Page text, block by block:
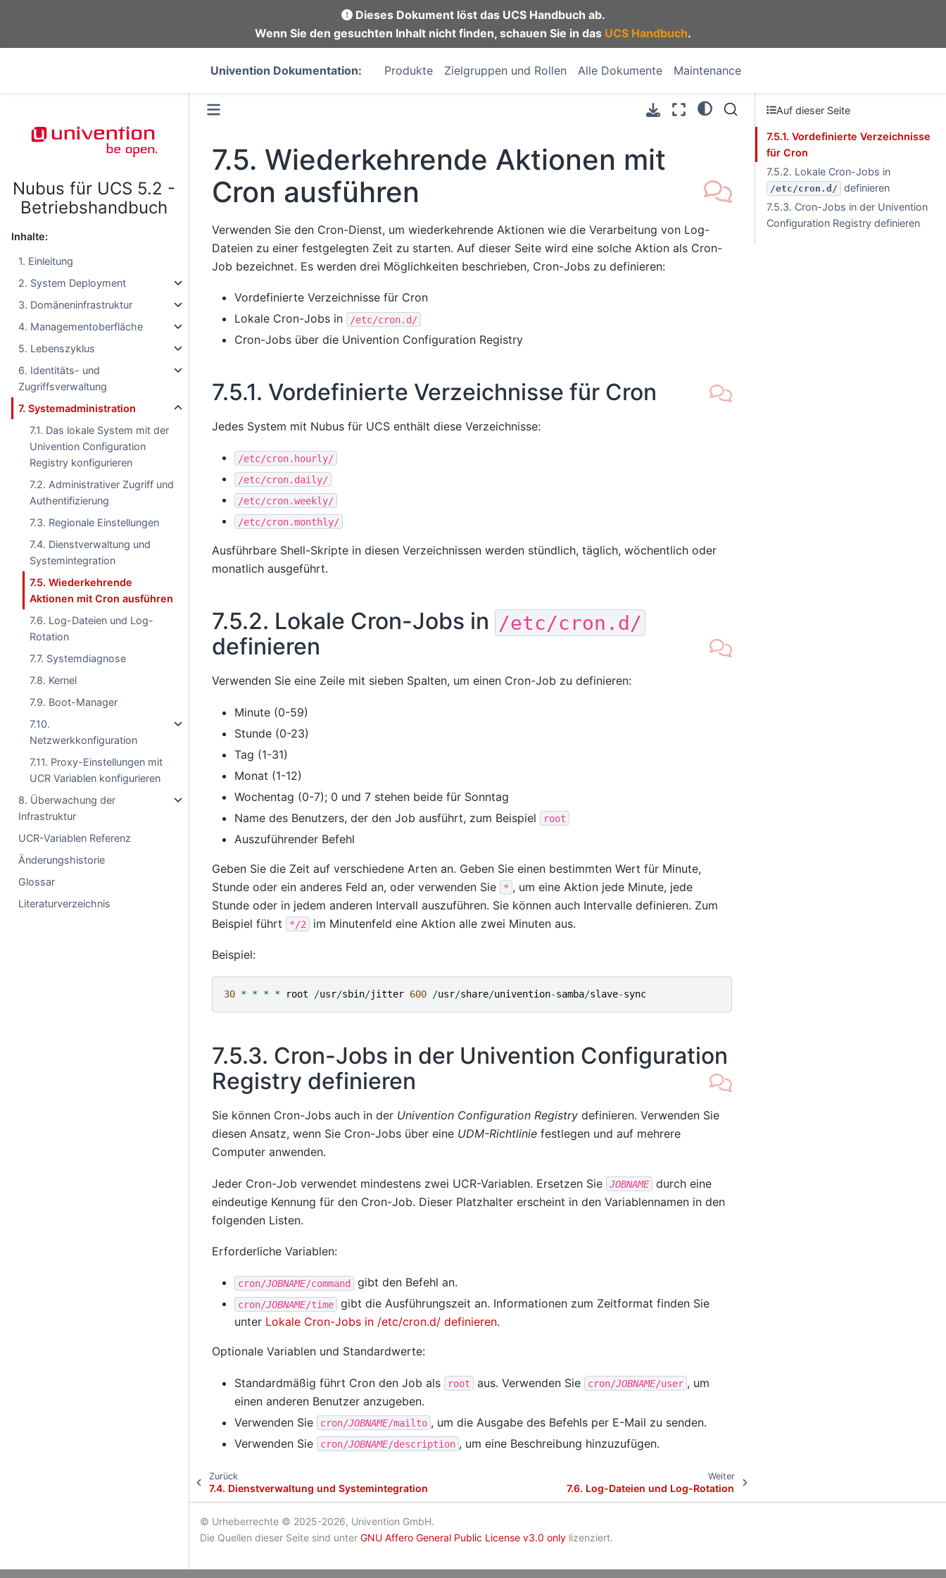
Dieses Dokument löst das UCS Handbuch ab.
Wenn Sie den gesuchten Inhalt nicht finden, schauen Sie in das UCS Handbuch.
Univention Dokumentation: Produkte Zielgruppen und Rollen Alle Dokumente Maintenance
Nubus für UCS 5.2 -
Betriebshandbuch
Inhalte:
1. Einleitung
2. System Deployment
3. Domäneninfrastruktur
4. Managementoberfläche
5. Lebenszyklus
6. Identitäts- und
Zugriffsverwaltung
7. Systemadministration
7.1. Das lokale System mit der
Univention Configuration
Registry konfigurieren
7.2. Administrativer Zugriff und
Authentifizierung
7.3. Regionale Einstellungen
7.4. Dienstverwaltung und
Systemintegration
7.5. Wiederkehrende
Aktionen mit Cron ausführen
7.6. Log-Dateien und Log-
Rotation
7.7. Systemdiagnose
7.8. Kernel
7.9. Boot-Manager
7.10.
Netzwerkkonfiguration
7.11. Proxy-Einstellungen mit
UCR Variablen konfigurieren
8. Überwachung der
Infrastruktur
UCR-Variablen Referenz
Änderungshistorie
Glossar
Literaturverzeichnis
7.5. Wiederkehrende Aktionen mit
Cron ausführen
Verwenden Sie den Cron-Dienst, um wiederkehrende Aktionen wie die Verarbeitung von Log-
Dateien zu einer festgelegten Zeit zu starten. Auf dieser Seite wird eine solche Aktion als Cron-
Job bezeichnet. Es werden drei Möglichkeiten beschrieben, Cron-Jobs zu definieren:
Vordefinierte Verzeichnisse für Cron
Lokale Cron-Jobs in
/etc/cron.d/
Cron-Jobs über die Univention Configuration Registry
7.5.1. Vordefinierte Verzeichnisse für Cron
Jedes System mit Nubus für UCS enthält diese Verzeichnisse:
/etc/cron.hourly/
/etc/cron.daily/
/etc/cron.weekly/
/etc/cron.monthly/
Ausführbare Shell-Skripte in diesen Verzeichnissen werden stündlich, täglich, wöchentlich oder
monatlich ausgeführt.
7.5.2. Lokale Cron-Jobs in /etc/cron.d/
definieren
Verwenden Sie eine Zeile mit sieben Spalten, um einen Cron-Job zu definieren:
Minute (0-59)
Stunde (0-23)
Tag (1-31)
Monat (1-12)
Wochentag (0-7); 0 und 7 stehen beide für Sonntag
Name des Benutzers, der den Job ausführt, zum Beispiel
root
Auszuführender Befehl
Geben Sie die Zeit auf verschiedene Arten an. Geben Sie einen bestimmten Wert für Minute,
Stunde oder ein anderes Feld an, oder verwenden Sie
* , um eine Aktion jede Minute, jede
Stunde oder in jedem anderen Intervall auszuführen. Sie können auch Intervalle definieren. Zum
Beispiel führt
*/2 im Minutenfeld eine Aktion alle zwei Minuten aus.
Beispiel:
30 * * * * root /usr/sbin/jitter 600 /usr/share/univention-samba/slave-sync
7.5.3. Cron-Jobs in der Univention Configuration
Registry definieren
Sie können Cron-Jobs auch in der Univention Configuration Registrydefinieren. Verwenden Sie
diesen Ansatz, wenn Sie Cron-Jobs über eine UDM-Richtliniefestlegen und auf mehrere
Computer anwenden.
Jeder Cron-Job verwendet mindestens zwei UCR-Variablen. Ersetzen Sie JOBNAME
durch eine
eindeutige Kennung für den Cron-Job. Dieser Platzhalter erscheint in den Variablennamen in den
folgenden Listen.
Erforderliche Variablen:
cron/JOBNAME/command gibt den Befehl an.
cron/JOBNAME/time
gibt die Ausführungszeit an. Informationen zum Zeitformat finden Sie
unter Lokale Cron-Jobs in /etc/cron.d/ definieren.
Optionale Variablen und Standardwerte:
Standardmäßig führt Cron den Job als root aus. Verwenden Sie cron/JOBNAME/user , um
einen anderen Benutzer anzugeben.
Verwenden Sie
cron/JOBNAME/mailto , um die Ausgabe des Befehls per E-Mail zu senden.
Verwenden Sie
cron/JOBNAME/description , um eine Beschreibung hinzuzufügen.
Zurück
7.4. Dienstverwaltung und Systemintegration
Weiter
7.6. Log-Dateien und Log-Rotation
Auf dieser Seite
7.5.1. Vordefinierte Verzeichnisse
für Cron
7.5.2. Lokale Cron-Jobs in
/etc/cron.d/
definieren
7.5.3. Cron-Jobs in der Univention
Configuration Registry definieren
© Urheberrechte © 2025-2026, Univention GmbH.
Die Quellen dieser Seite sind unter GNU Affero General Public License v3.0 onlylizenziert.